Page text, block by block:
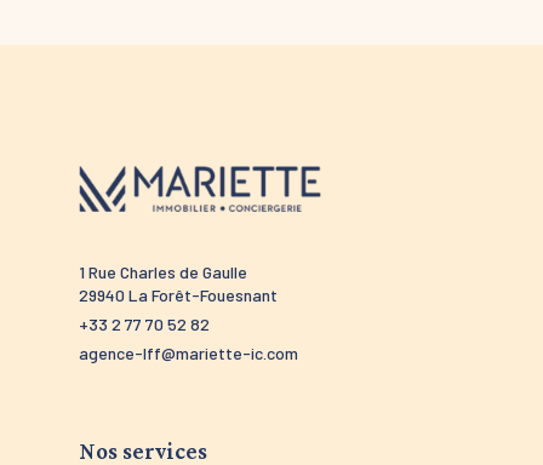
1 Rue Charles de Gaulle
29940 La Forêt-Fouesnant
+33 2 77 70 52 82
agence-lff@mariette-ic.com
Nos services